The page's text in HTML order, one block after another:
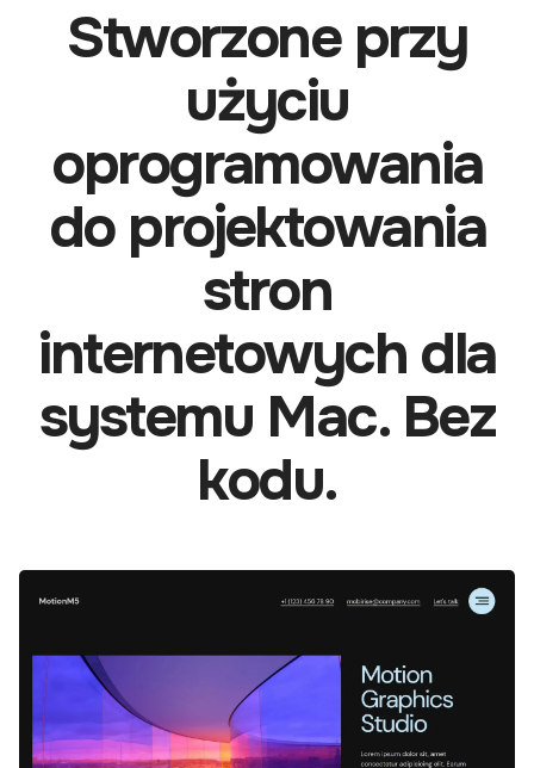
Stworzone przy
użyciu
oprogramowania
do projektowania
stron
internetowych dla
systemu Mac. Bez
kodu.